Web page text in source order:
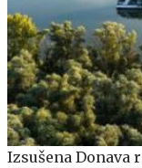
Izsušena Donava